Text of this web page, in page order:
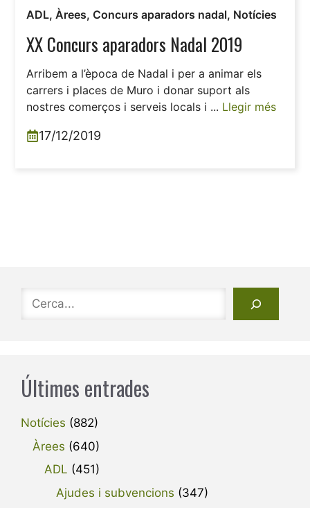
ADL,Àrees, Concurs aparadors nadal, Notícies
XX Concurs aparadors Nadal 2019
Arribem a l’època de Nadal i per a animar els
carrers i places de Muro i donar suport als
nostres comerços i serveis locals i ... Llegir més
17/12/2019
Cerca
Últimes entrades
Notícies (882)
Àrees (640)
ADL (451)
Ajudes i subvencions (347)